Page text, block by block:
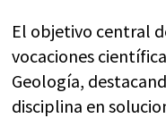
El objetivo central
vocaciones
Geología,
disciplina en